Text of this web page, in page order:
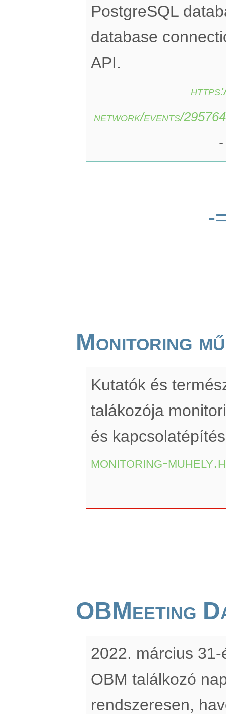
PostgreSQL
database
API.
network/events/
-
Monitoring
Kutatók és
talákozója
és
monitoring-
OBMeeting
2022. március
OBM találkozó
rendszeresen,